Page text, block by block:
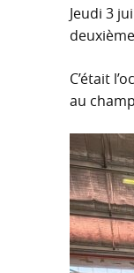
Jeudi 3
C’était
au